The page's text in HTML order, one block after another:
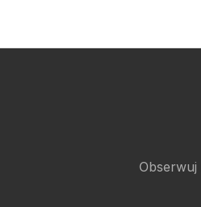
Obserwuj